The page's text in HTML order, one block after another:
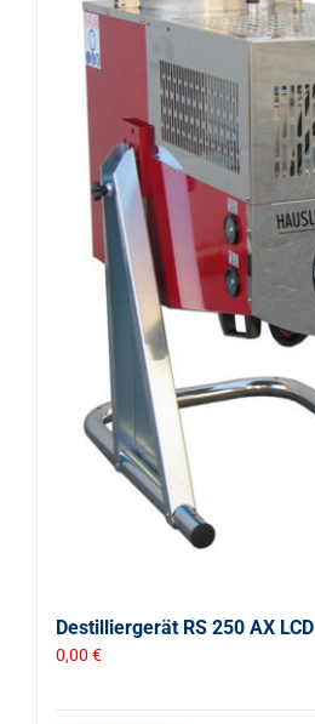
Destilliergerät RS 250 AX LCD
0,00 €